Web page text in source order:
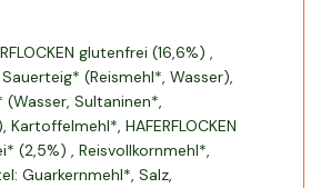
glutenfrei (16,6%) ,
(Reismehl*, Wasser),
Sultaninen*,
HAFERFLOCKEN
(2,5%) , Reisvollkornmehl*,
Guarkernmehl*, Salz,